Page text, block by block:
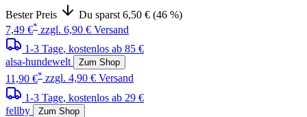
Bester Preis
Du sparst 6,50 € (46 %)
7,49 €* zzgl. 6,90 € Versand
1-3 Tage, kostenlos ab 85 €
alsa-hundewelt
Zum Shop
11,90 €* zzgl. 4,90 € Versand
1-3 Tage, kostenlos ab 29 €
fellby
Zum Shop